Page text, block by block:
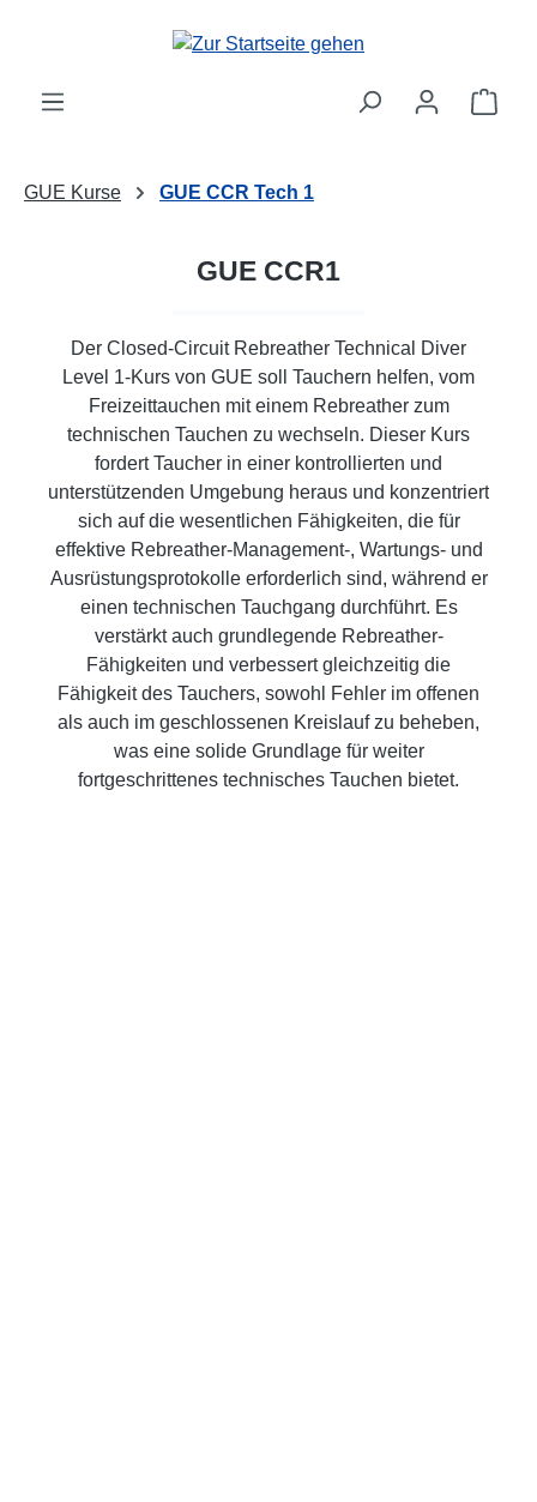
Zum Hauptinhalt springen
GUE Kurse GUE CCR Tech 1
GUE CCR1
Der Closed-Circuit Rebreather Technical Diver
Level 1-Kurs von GUE soll Tauchern helfen, vom
Freizeittauchen mit einem Rebreather zum
technischen Tauchen zu wechseln. Dieser Kurs
fordert Taucher in einer kontrollierten und
unterstützenden Umgebung heraus und konzentriert
sich auf die wesentlichen Fähigkeiten, die für
effektive Rebreather-Management-, Wartungs- und
Ausrüstungsprotokolle erforderlich sind, während er
einen technischen Tauchgang durchführt. Es
verstärkt auch grundlegende Rebreather-
Fähigkeiten und verbessert gleichzeitig die
Fähigkeit des Tauchers, sowohl Fehler im offenen
als auch im geschlossenen Kreislauf zu beheben,
was eine solide Grundlage für weiter
fortgeschrittenes technisches Tauchen bietet.